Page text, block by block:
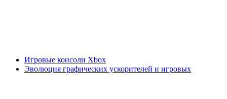
Игровые консоли Xbox
Эволюция графических ускорителей и игровых